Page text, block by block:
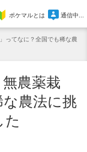
ポケマルとは 通信中...
ってなに？全国でも稀な農
農薬栽
農法に挑
た